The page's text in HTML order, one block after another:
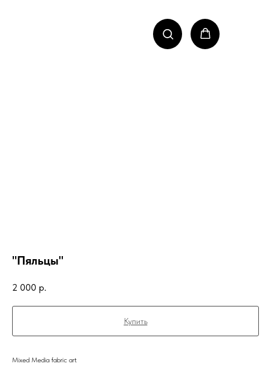
"Пяльцы"
2 000 р.
Купить
Mixed Media fabric art